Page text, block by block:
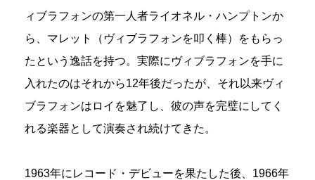
ィブラフォンの第一人者ライオネル・ハンプトンか
ら、マレット（ヴィブラフォンを叩く棒）をもらっ
たという逸話を持つ。実際にヴィブラフォンを手に
入れたのはそれから12年後だったが、それ以来ヴィ
ブラフォンはロイを魅了し、彼の声を完璧にしてく
れる楽器として演奏され続けてきた。
1963年にレコード・デビューを果たした後、1966年